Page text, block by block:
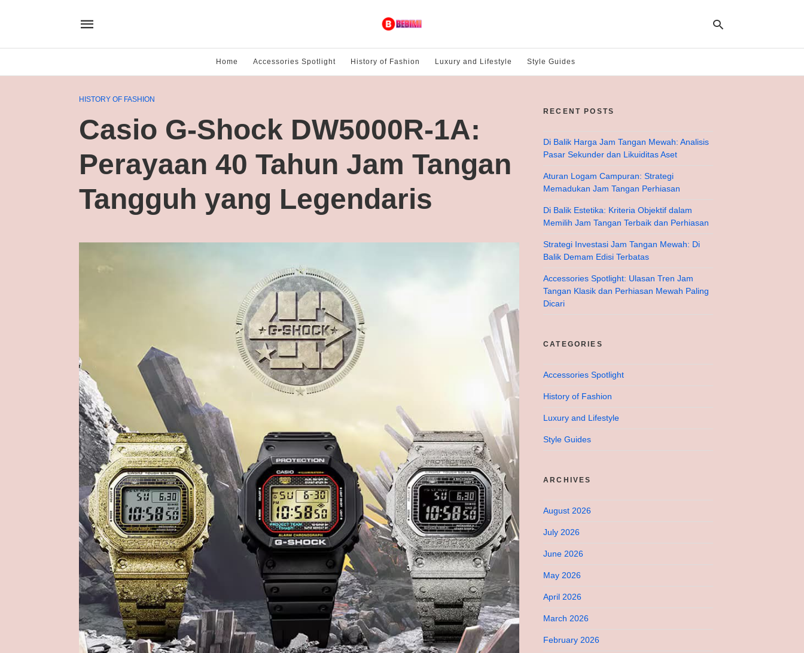
Home Accessories Spotlight History of Fashion Luxury and Lifestyle Style Guides
HISTORY OF FASHION
Casio G-Shock DW5000R-1A:
Perayaan 40 Tahun Jam Tangan
Tangguh yang Legendaris
RECENT POSTS
Di Balik Harga Jam Tangan Mewah: Analisis
Pasar Sekunder dan Likuiditas Aset
Aturan Logam Campuran: Strategi
Memadukan Jam Tangan Perhiasan
Di Balik Estetika: Kriteria Objektif dalam
Memilih Jam Tangan Terbaik dan Perhiasan
Strategi Investasi Jam Tangan Mewah: Di
Balik Demam Edisi Terbatas
Accessories Spotlight: Ulasan Tren Jam
Tangan Klasik dan Perhiasan Mewah Paling
Dicari
CATEGORIES
Accessories Spotlight
History of Fashion
Luxury and Lifestyle
Style Guides
ARCHIVES
August 2026
July 2026
June 2026
May 2026
April 2026
March 2026
February 2026